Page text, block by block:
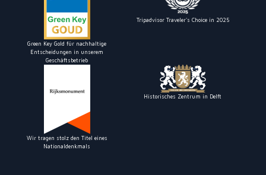
Green Key Gold für nachhaltige
Entscheidungen in unserem
Geschäftsbetrieb
Tripadvisor Traveler's Choice in 2025
Wir tragen stolz den Titel eines
Nationaldenkmals
Historisches Zentrum in Delft